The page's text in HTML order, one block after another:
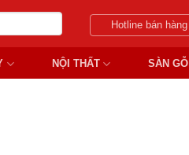
Hotline bán hàng
NỘI THẤT SÀN GỖ